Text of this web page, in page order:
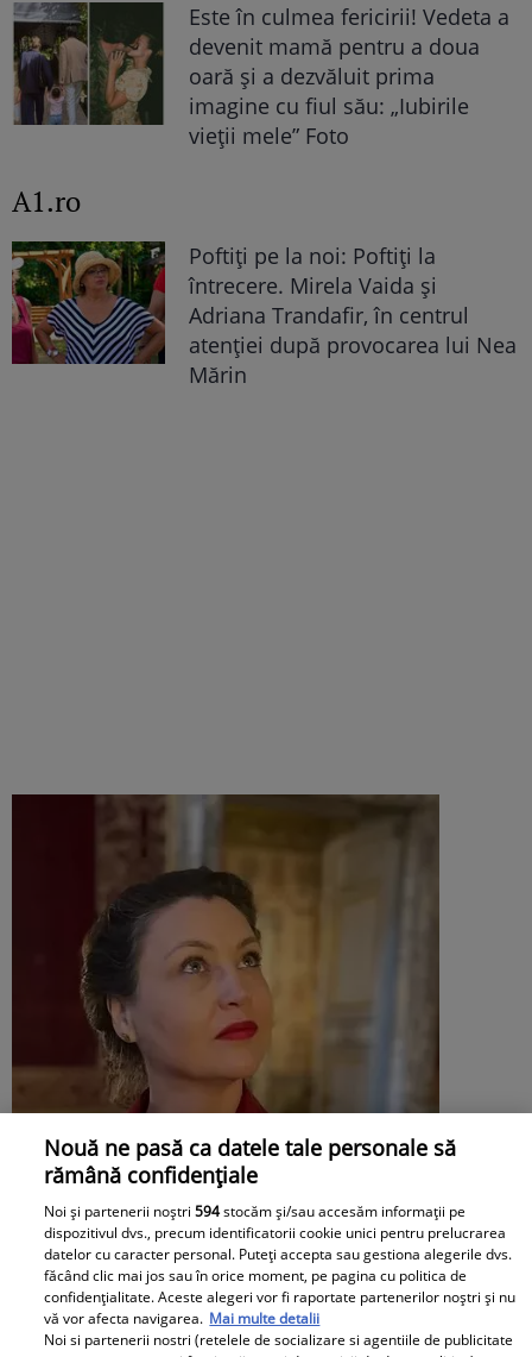
Este în culmea fericirii! Vedeta a
devenit mamă pentru a doua
oară și a dezvăluit prima
imagine cu fiul său: „Iubirile
vieții mele” Foto
A1.ro
Poftiți pe la noi: Poftiți la
întrecere. Mirela Vaida și
Adriana Trandafir, în centrul
atenției după provocarea lui Nea
Mărin
Daniela Nane, dezvăluiri după
despărțirea de Octavian Ene. Cum se
simte actrița: „Nu simt nicio lipsă”
Nouă ne pasă ca datele tale personale să
rămână confidențiale
Noi și partenerii noștri594stocăm și/sau accesăm informații pe
dispozitivul dvs., precum identificatorii cookie unici pentru prelucrarea
datelor cu caracter personal. Puteți accepta sau gestiona alegerile dvs.
făcând clic mai jos sau în orice moment, pe pagina cu politica de
confidențialitate. Aceste alegeri vor fi raportate partenerilor noștri și nu
vă vor afecta navigarea. Mai multe detalii
Noi si partenerii nostri (retelele de socializare si agentiile de publicitate